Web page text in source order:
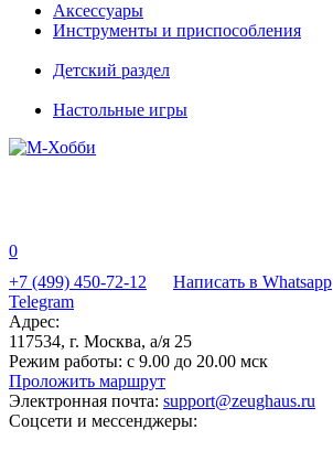
Аксессуары
Инструменты и приспособления
Детский раздел
Настольные игры
0
+7 (499) 450-72-12
Написать в Whatsapp
Telegram
Адрес:
117534, г. Москва, а/я 25
Режим работы: с 9.00 до 20.00 мск
Проложить маршрут
Электронная почта: support@zeughaus.ru
Соцсети и мессенджеры: